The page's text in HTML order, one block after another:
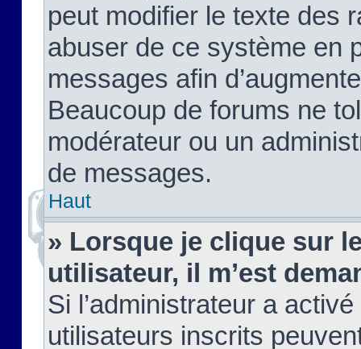
peut modifier le texte des
abuser de ce système en
messages afin
Beaucoup de forums ne
modérateur ou un
de messages.
Haut
» Lorsque je clique sur
utilisateur, il m’est
Si l’administrateur a
utilisateurs inscrits